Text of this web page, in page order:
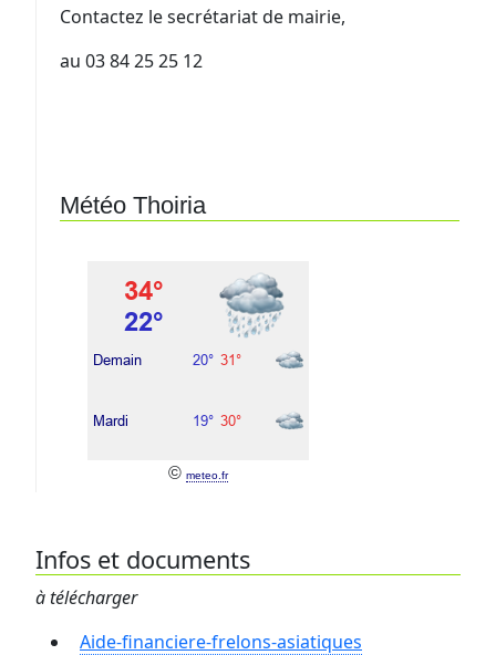
Contactez le secrétariat de mairie,
au 03 84 25 25 12
Météo Thoiria
© meteo.fr
Infos et documents
à télécharger
Aide-financiere-frelons-asiatiques